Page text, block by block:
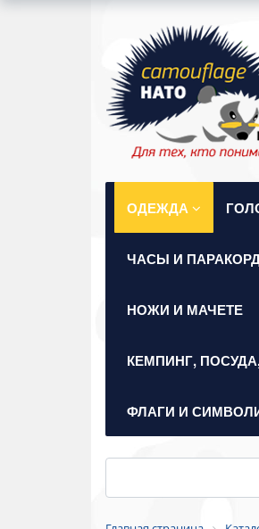
ОДЕЖДА
ЧАСЫ И
НОЖИ И МАЧЕТЕ
КЕМПИНГ,
ФЛАГИ И